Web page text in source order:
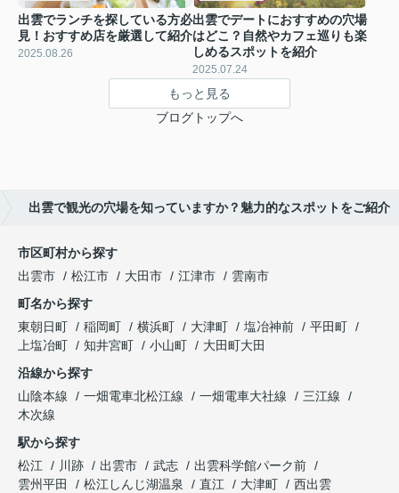
出雲でランチを探している方必
見！おすすめ店を厳選して紹介
2025.08.26
出雲でデートにおすすめの穴場
はどこ？自然やカフェ巡りも楽
しめるスポットを紹介
2025.07.24
もっと見る
ブログトップへ
出雲で観光の穴場を知っていますか？魅力的なスポットをご紹介
市区町村から探す
出雲市
松江市 大田市 江津市
雲南市
町名から探す
東朝日町
稲岡町 横浜町 大津町 塩冶神前
平田町
上塩冶町
知井宮町 小山町
大田町大田
沿線から探す
山陰本線
一畑電車北松江線 一畑電車大社線
三江線
木次線
駅から探す
松江
川跡 出雲市 武志
出雲科学館パーク前
雲州平田
松江しんじ湖温泉 直江 大津町 西出雲